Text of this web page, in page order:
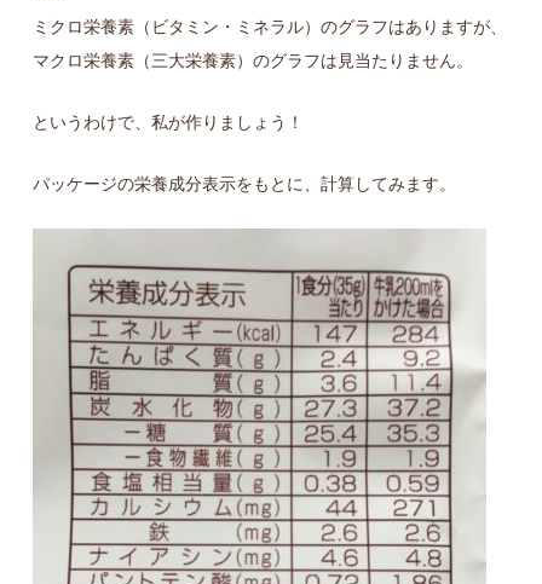
ミクロ栄養素（ビタミン・ミネラル）のグラフはありますが、
マクロ栄養素（三大栄養素）のグラフは見当たりません。
というわけで、私が作りましょう！
パッケージの栄養成分表示をもとに、計算してみます。